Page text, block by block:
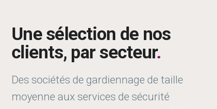
Une sélection de nos
clients, par secteur.
Des sociétés de gardiennage de taille
moyenne aux services de sécurité